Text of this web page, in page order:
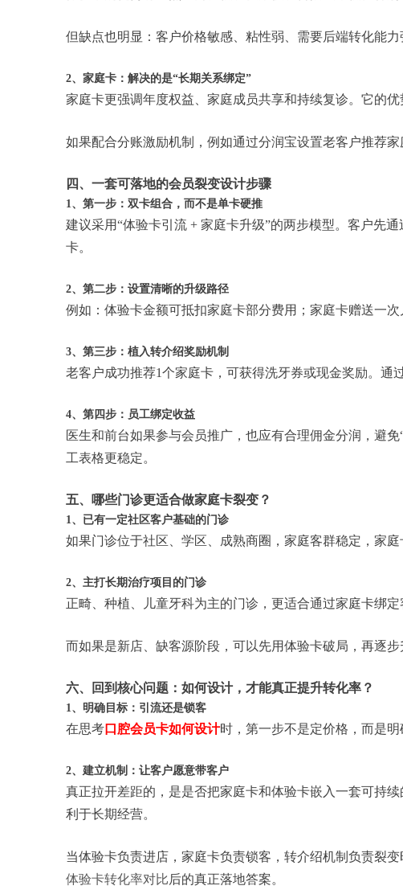
但缺点也明显：客户价格敏感、粘性弱、需要后端转化能力
2、家庭卡：解决的是“长期关系绑定”
家庭卡更强调年度权益、家庭成员共享和持续复诊。它的
如果配合分账激励机制，例如通过分润宝设置老客户推荐
四、一套可落地的会员裂变设计步骤
1、第一步：双卡组合，而不是单卡硬推
建议采用“体验卡引流 + 家庭卡升级”的两步模型。客户先
卡。
2、第二步：设置清晰的升级路径
例如：体验卡金额可抵扣家庭卡部分费用；家庭卡赠送一
3、第三步：植入转介绍奖励机制
老客户成功推荐1个家庭卡，可获得洗牙券或现金奖励。通
4、第四步：员工绑定收益
医生和前台如果参与会员推广，也应有合理佣金分润，避
工表格更稳定。
五、哪些门诊更适合做家庭卡裂变？
1、已有一定社区客户基础的门诊
如果门诊位于社区、学区、成熟商圈，家庭客群稳定，家庭
2、主打长期治疗项目的门诊
正畸、种植、儿童牙科为主的门诊，更适合通过家庭卡绑
而如果是新店、缺客源阶段，可以先用体验卡破局，再逐
六、回到核心问题：如何设计，才能真正提升转化率？
1、明确目标：引流还是锁客
在思考口腔会员卡如何设计时，第一步不是定价格，而是明
2、建立机制：让客户愿意带客户
真正拉开差距的，是是否把家庭卡和体验卡嵌入一套可持
利于长期经营。
当体验卡负责进店，家庭卡负责锁客，转介绍机制负责裂
体验卡转化率对比后的真正落地答案。